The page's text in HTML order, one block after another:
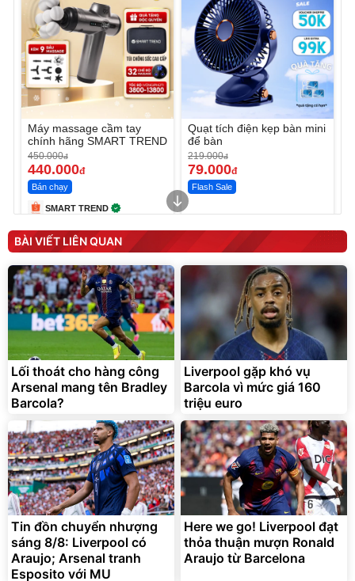
Máy massage cầm tay
chính hãng SMART TREND
450.000đ
440.000đ
Bán chạy
SMART TREND
Quạt tích điện kẹp bàn mini
để bàn
219.000đ
79.000đ
Flash Sale
Bơm Lốp Kích Bình Ô Tô
V2 4in1 MEDICAR –
1.335.100đ
Hot Deal
Máy rửa xe cầm tay xịt rửa
cao áp có tạo bọt tuyết
399.000
Đã bán nhiều
BÀI VIẾT LIÊN QUAN
Lối thoát cho hàng công
Arsenal mang tên Bradley
Barcola?
Liverpool gặp khó vụ
Barcola vì mức giá 160
triệu euro
Tin đồn chuyển nhượng
sáng 8/8: Liverpool có
Araujo; Arsenal tranh
Esposito với MU
Here we go! Liverpool đạt
thỏa thuận mượn Ronald
Araujo từ Barcelona